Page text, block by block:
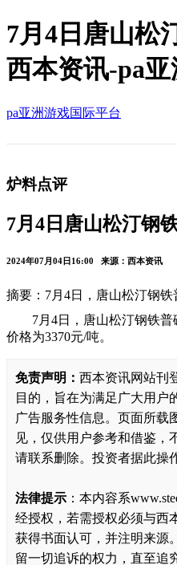
7月4日唐山松
西本资讯-pa
pa亚洲游戏国际平台
炉料点评
7月4日唐山松汀钢
2024年07月04日16:00 来源：西本资讯
摘要：​7月4日，唐山松汀钢
7月4日，唐山松汀钢铁
价格为3370元/吨。
免责声明： 西本资讯网站刊
目的，旨在为满足广大用户
广告服务性信息。页面所载
见，仅供用户参考和借鉴，
请联系删除。投资者据此操
法律提示 ：本内容系
经授权，若需授权必须与西
获得书面认可，并注明来源
留一切追诉的权力，直至追